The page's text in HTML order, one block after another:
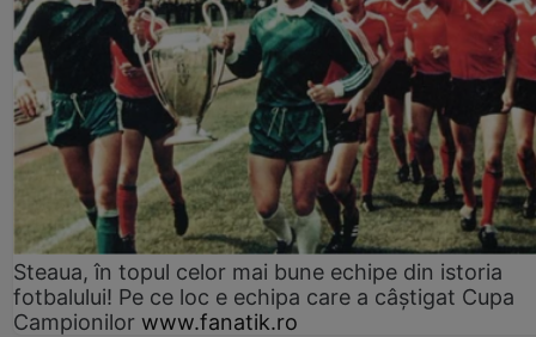
Steaua, în topul celor mai bune echipe din istoria
fotbalului! Pe ce loc e echipa care a câştigat Cupa
Campionilor www.fanatik.ro